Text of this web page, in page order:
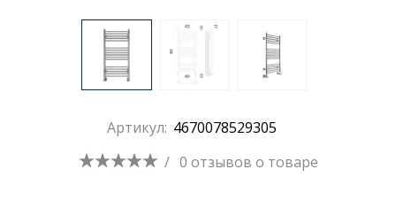
Зеркала
Душевые поддоны
Душевые уголки и ограждения
Артикул: 4670078529305
/ 0 отзывов о товаре